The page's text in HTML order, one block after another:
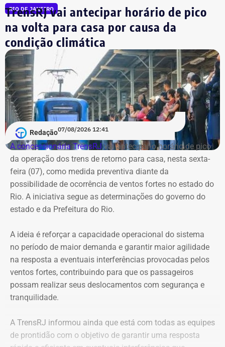
RIO DE JANEIRO
TrensRJ vai antecipar horário de pico
na volta para casa por causa da
condição climática
Redação07/08/2026 12:41
A concessionária TrensRJvai antecipar o horário de pico
da operação dos trens de retorno para casa, nesta sexta-
feira (07), como medida preventiva diante da
possibilidade de ocorrência de ventos fortes no estado do
Rio. A iniciativa segue as determinações do governo do
estado e da Prefeitura do Rio.
A ideia é reforçar a capacidade operacional do sistema
no período de maior demanda e garantir maior agilidade
na resposta a eventuais interferências provocadas pelos
ventos fortes, contribuindo para que os passageiros
possam realizar seus deslocamentos com segurança e
tranquilidade.
A TrensRJ informou ainda que está com todas as equipes
de prontidão com o objetivo de garantir uma resposta